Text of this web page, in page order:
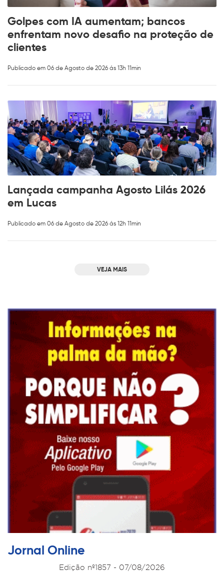
Golpes com IA aumentam; bancos
enfrentam novo desafio na proteção de
clientes
Publicado em 06 de Agosto de 2026 ás 13h 11min
Lançada campanha Agosto Lilás 2026
em Lucas
Publicado em 06 de Agosto de 2026 ás 12h 11min
VEJA MAIS
Jornal Online
Edição nº1857 - 07/08/2026